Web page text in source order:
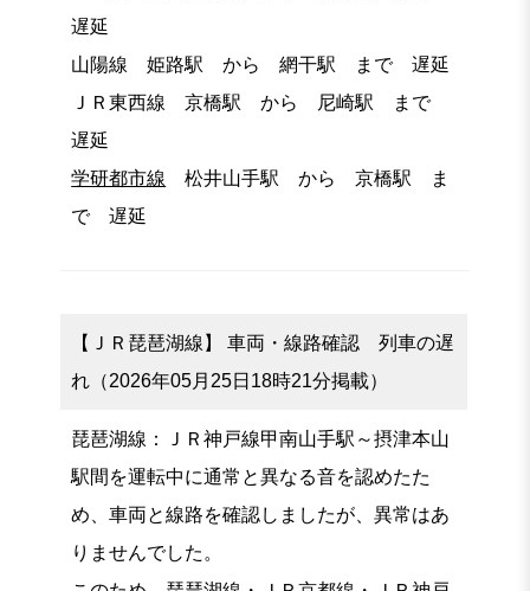
遅延
山陽線 姫路駅 から 網干駅 まで 遅延
ＪＲ東西線 京橋駅 から 尼崎駅 まで
遅延
学研都市線 松井山手駅 から 京橋駅 ま
で 遅延
【ＪＲ琵琶湖線】 車両・線路確認 列車の遅
れ（2026年05月25日18時21分掲載）
琵琶湖線：ＪＲ神戸線甲南山手駅～摂津本山
駅間を運転中に通常と異なる音を認めたた
め、車両と線路を確認しましたが、異常はあ
りませんでした。